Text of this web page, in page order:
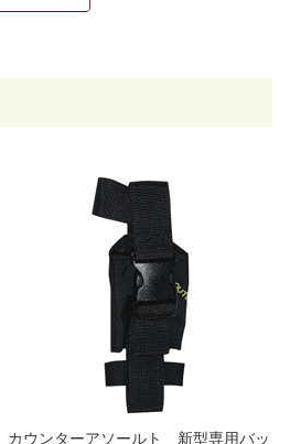
カウンターアソールト 新型専用バッ